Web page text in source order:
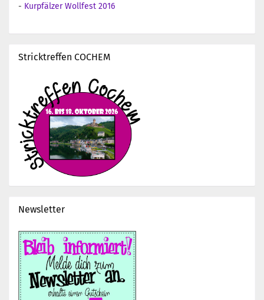
- Kurpfälzer Wollfest 2016
Stricktreffen COCHEM
Newsletter